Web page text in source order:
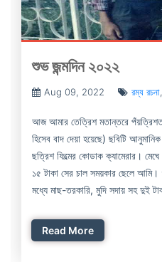
শুভ জন্মদিন ২০২২
Aug 09, 2022 রম্য রচনা
আজ আমার তেত্রিশ মতান্তরে
হিসেব বাদ দেয়া হয়েছে) ছবিটি
ছত্রিশ ফিল্মের কোডাক ক্যামেরার।
১৫ টাকা সের চাল সময়কার ছেলে আমি।
মধ্যে মাছ-তরকারি, মুদি সদায় সহ দুই
Read More